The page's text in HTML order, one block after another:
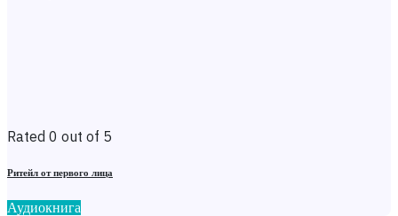
Rated 0 out of 5
Ритейл от первого лица
Аудиокнига